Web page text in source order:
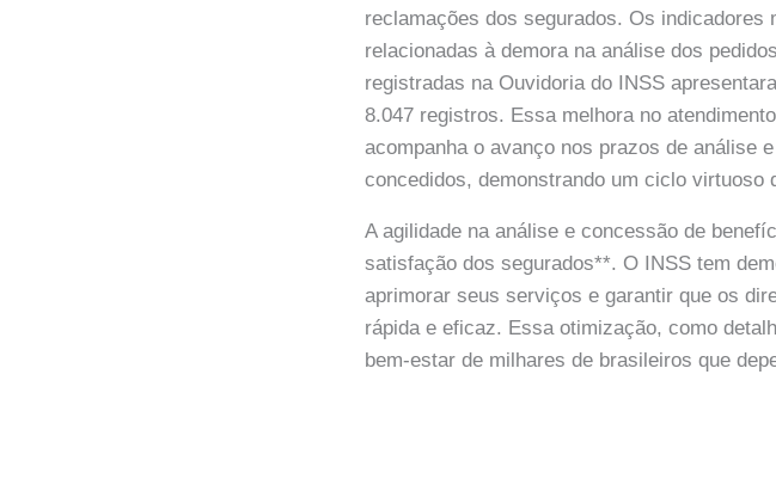
reclamações dos segurados. Os
relacionadas à demora na análise dos
registradas na Ouvidoria do INSS
8.047 registros. Essa melhora no
acompanha o avanço nos prazos de análise
concedidos, demonstrando um ciclo virtuoso
A agilidade na análise e concessão de
satisfação dos segurados**. O INSS tem
aprimorar seus serviços e garantir que os
rápida e eficaz. Essa otimização, como
bem-estar de milhares de brasileiros que